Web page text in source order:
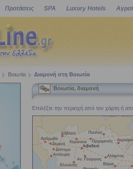
Προτάσεις SPA Luxury Hotels
Βοιωτία Διαμονή στη Βοιωτία
Βοιωτία, διαμονή
Επιλέξτε την περιοχή από τον χάρτη ή